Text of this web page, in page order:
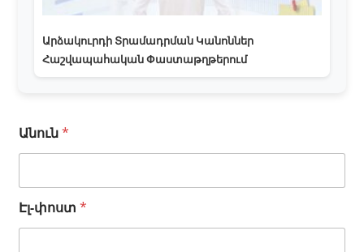
Արձակուրդի Տրամադրման Կանոններ
Հաշվապահական Փաստաթղթերում
Ա
Հ
ե
Անուն*
Էլ-փոստ*